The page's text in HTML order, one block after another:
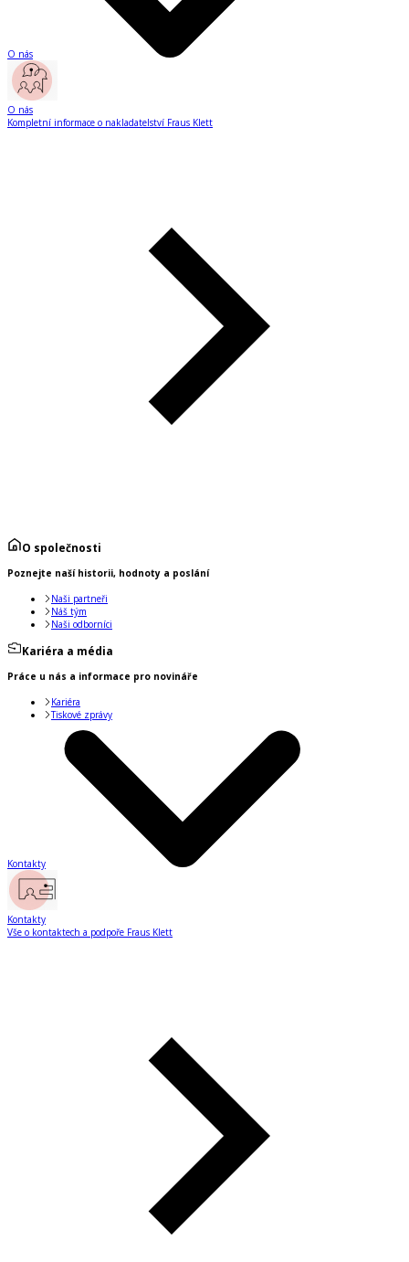
O nás
O nás
Kompletní informace o nakladatelství Fraus Klett
O společnosti
Poznejte naší historii, hodnoty a poslání
Naši partneři
Náš tým
Naši odborníci
Kariéra a média
Práce u nás a informace pro novináře
Kariéra
Tiskové zprávy
Kontakty
Kontakty
Vše o kontaktech a podpoře Fraus Klett